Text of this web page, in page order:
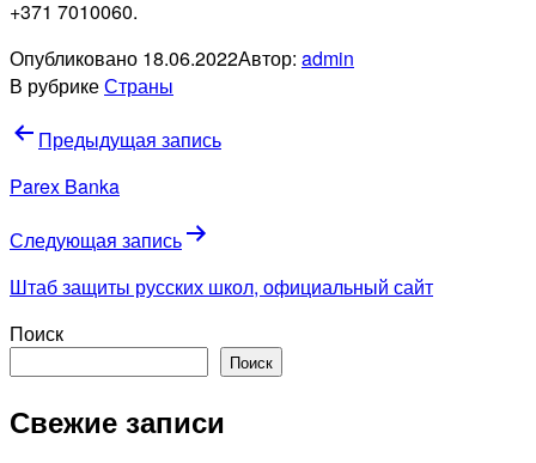
+371 7010060.
Опубликовано 18.06.2022Автор: admin
В рубрикеСтраны
Навигация
по
Предыдущая запись
Parex Banka
Следующая запись
Штаб защиты русских школ, официальный сайт
Поиск
Поиск
Свежие записи